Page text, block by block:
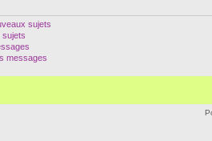
sujets
sujets
messages